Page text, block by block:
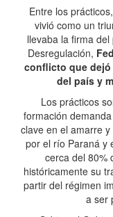
Entre los
vivió como un
llevaba la firma
Desregulación,
conflicto que dejó
del país y
Los prácticos
formación
clave en el amarre
por el río Paraná y
cerca del 80%
históricamente su
partir del régimen
a ser